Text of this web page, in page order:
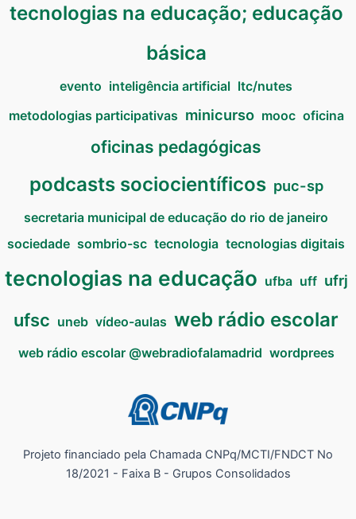
tecnologias na educação; educação
básica
evento inteligência artificial ltc/nutes
metodologias participativas minicurso mooc oficina
oficinas pedagógicas
podcasts sociocientíficos puc-sp
secretaria municipal de educação do rio de janeiro
sociedade sombrio-sc tecnologia tecnologias digitais
tecnologias na educação ufba uff ufrj
ufsc uneb vídeo-aulas web rádio escolar
web rádio escolar @webradiofalamadrid wordprees
Projeto financiado pela Chamada CNPq/MCTI/FNDCT No
18/2021 - Faixa B - Grupos Consolidados